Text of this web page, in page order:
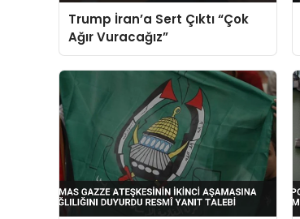
Trump İran’a Sert Çıktı “Çok
Ağır Vuracağız”